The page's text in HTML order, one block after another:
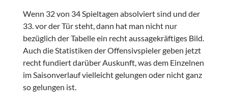
Wenn 32 von 34 Spieltagen absolviert sind und der
33. vor der Tür steht, dann hat man nicht nur
bezüglich der Tabelle ein recht aussagekräftiges Bild.
Auch die Statistiken der Offensivspieler geben jetzt
recht fundiert darüber Auskunft, was dem Einzelnen
im Saisonverlauf vielleicht gelungen oder nicht ganz
so gelungen ist.